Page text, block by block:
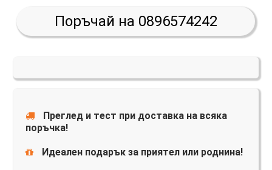
Поръчай на 0896574242
Преглед и тест при доставка на всяка
поръчка!
Идеален подарък за приятел или роднина!